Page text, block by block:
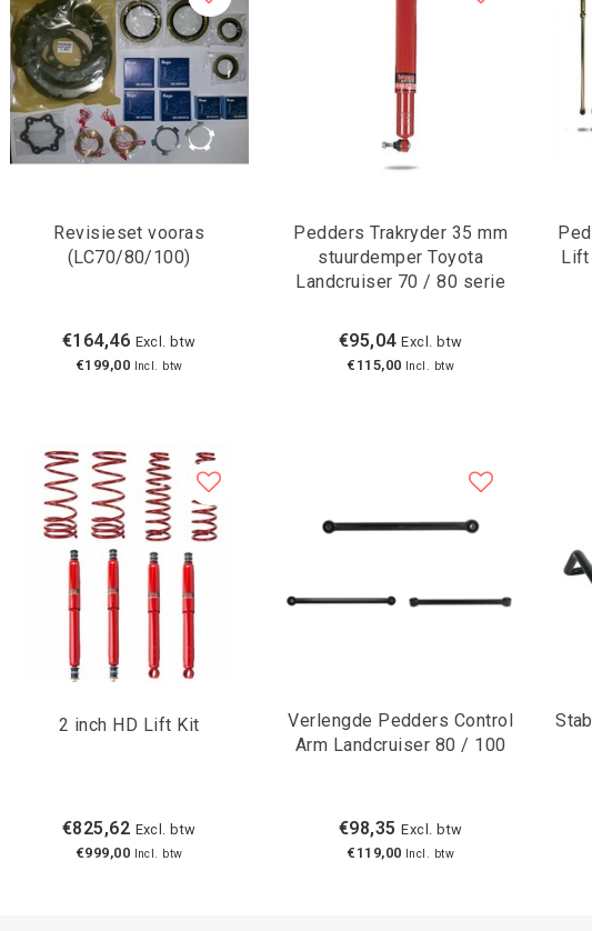
Revisieset vooras
(LC70/80/100)
€164,46 Excl. btw
€199,00 Incl. btw
Pedders Trakryder 35 mm
stuurdemper Toyota
Landcruiser 70 / 80 serie
€95,04 Excl. btw
€115,00 Incl. btw
Lift
2 inch HD Lift Kit
€825,62 Excl. btw
€999,00 Incl. btw
Verlengde Pedders Control
Arm Landcruiser 80 / 100
€98,35 Excl. btw
€119,00 Incl. btw